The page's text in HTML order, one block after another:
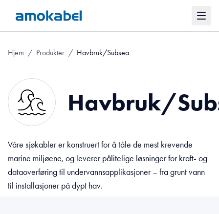
Hjem / Produkter / Havbruk/Subsea
Havbruk/
Våre sjøkabler er konstruert for å tåle de mest krevende
marine miljøene, og leverer pålitelige løsninger for kraft- og
dataoverføring til undervannsapplikasjoner – fra grunt vann
til installasjoner på dypt hav.